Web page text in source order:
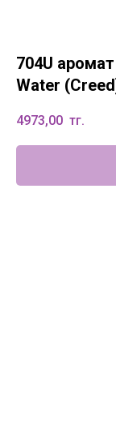
704U
Water
4973,00 тг.